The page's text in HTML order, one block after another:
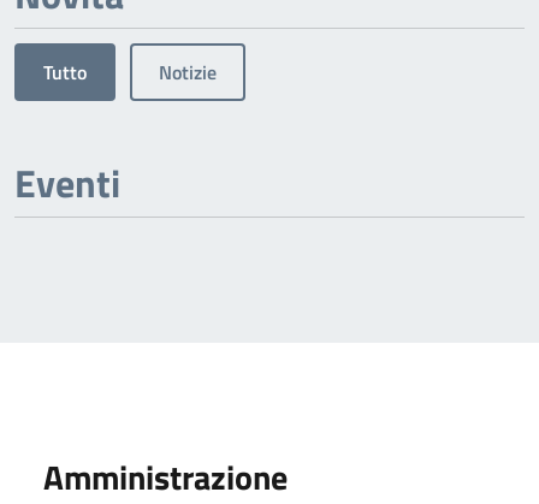
Tutto Notizie
Eventi
Amministrazione